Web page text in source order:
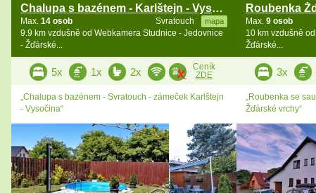
Chalupa s bazénem - Karlštejn - Vysočina
Svratouch mapa
Max. 14 osob
9.9 km vzdušně od Webkamera Studnice - Jedovnice
- Žďárské...
5x 1x 2x
Ceník
ZDE
„Chalupa s bazénem - Svratouch - zámeček Karlštejn
- Vysočina“
Max. 9 osob
10 km vzdušně
Žďárské...
3x
„Roubenka se
Žďárské vrchy“